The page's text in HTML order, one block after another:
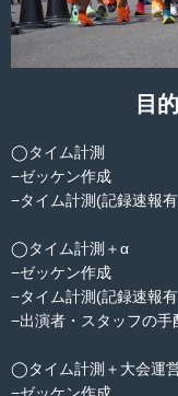
目
◯タイム計測
−ゼッケン作成
−タイム計測(記録速報
◯タイム計測＋α
−ゼッケン作成
−タイム計測(記録速報
−出演者・スタッフの手
◯タイム計測＋大会運